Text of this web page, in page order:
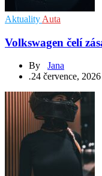
Aktuality Auta
Volkswagen čelí
By Jana
.24 července, 2026